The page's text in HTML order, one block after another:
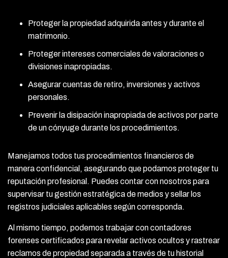
Proteger la propiedad adquirida antes y durante el
matrimonio.
Proteger intereses comerciales de valoraciones o
divisiones inapropiadas.
Asegurar cuentas de retiro, inversiones y activos
personales.
Prevenir la disipación inapropiada de activos por parte
de un cónyuge durante los procedimientos.
Manejamos todos tus procedimientos financieros de
manera confidencial, asegurando que podamos proteger tu
reputación profesional. Puedes contar con nosotros para
supervisar tu gestión estratégica de medios y sellar los
registros judiciales aplicables según corresponda.
Al mismo tiempo, podemos trabajar con contadores
forenses certificados para revelar activos ocultos y rastrear
reclamos de propiedad separada a través de tu historial